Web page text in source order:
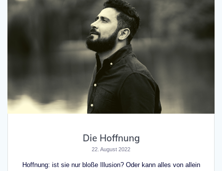
Die Hoffnung
22. August 2022
Hoffnung: ist sie nur bloße Illusion? Oder kann alles von allein